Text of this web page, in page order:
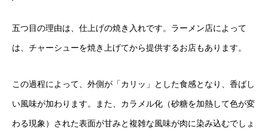
五つ目の理由は、仕上げの焼き入れです。ラーメン店によって
は、チャーシューを焼き上げてから提供するお店もあります。
この過程によって、外側が「カリッ」とした食感となり、香ばし
い風味が加わります。また、カラメル化（砂糖を加熱して色が変
わる現象）された表面が甘みと複雑な風味が肉に染み込むでしょ